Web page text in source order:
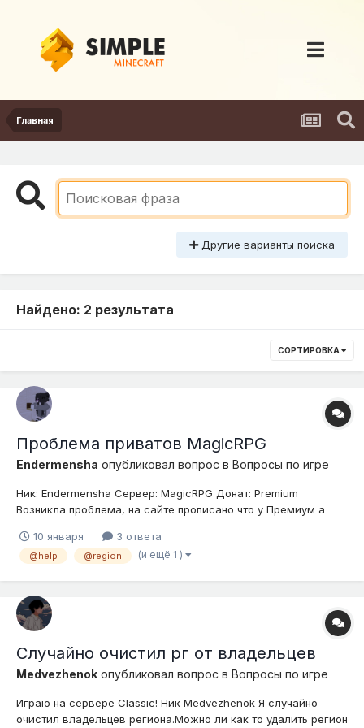
Главная
Другие варианты поиска
Найдено: 2 результата
СОРТИРОВКА
Проблема приватов MagicRPG
Endermensha опубликовал вопрос в Вопросы по игре
Ник: Endermensha Сервер: MagicRPG Донат: Premium
Возникла проблема, на сайте прописано что у Премиум а
(Ниже прикреплены наличие рг по мирам и их отсутствие)
При создании 8 пишет у вас слишком много регионов, удал...
10 января 3 ответа
@help @region (и ещё 1 )
Случайно очистил рг от владельцев
Medvezhenok опубликовал вопрос в Вопросы по игре
Играю на сервере Classic! Ник Medvezhenok Я случайно
очистил владельцев региона.Можно ли как то удалить регион